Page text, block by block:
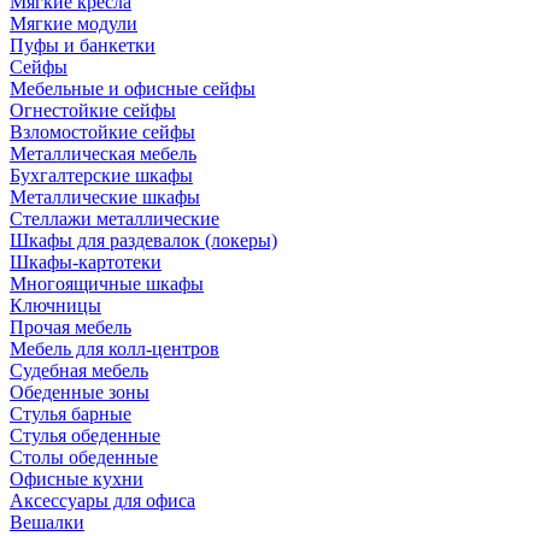
Мягкие модули
Пуфы и банкетки
Сейфы
Мебельные и офисные сейфы
Огнестойкие сейфы
Взломостойкие сейфы
Металлическая мебель
Бухгалтерские шкафы
Металлические шкафы
Стеллажи металлические
Шкафы для раздевалок (локеры)
Шкафы-картотеки
Многоящичные шкафы
Ключницы
Прочая мебель
Мебель для колл-центров
Судебная мебель
Обеденные зоны
Стулья барные
Стулья обеденные
Столы обеденные
Офисные кухни
Аксессуары для офиса
Вешалки